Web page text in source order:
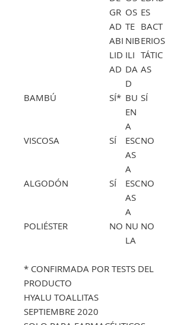
GR
AD
ABI
LID
AD
OS
TE
NIB
ILI
DA
D
ES
BACT
ERIOS
TÁTIC
AS
BAMBÚ SÍ* BU
EN
A
SÍ
VISCOSA SÍ
ESC
AS
A
NO
ALGODÓN SÍ
ESC
AS
A
NO
POLIÉSTER NO NU
LA
NO
* CONFIRMADA POR TESTS DEL
PRODUCTO
HYALU TOALLITAS
SEPTIEMBRE 2020